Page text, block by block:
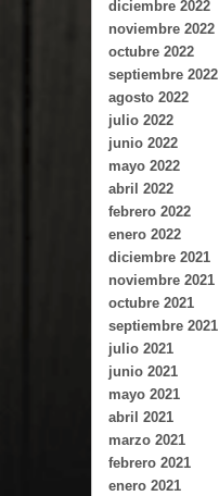
diciembre 2022
noviembre 2022
octubre 2022
septiembre 2022
agosto 2022
julio 2022
junio 2022
mayo 2022
abril 2022
febrero 2022
enero 2022
diciembre 2021
noviembre 2021
octubre 2021
septiembre 2021
julio 2021
junio 2021
mayo 2021
abril 2021
marzo 2021
febrero 2021
enero 2021